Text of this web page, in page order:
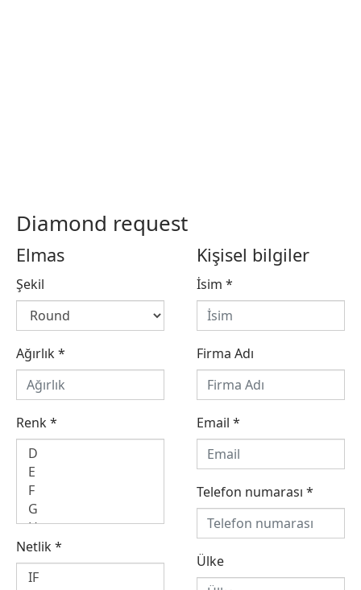
Diamond request
Elmas
Şekil
Ağırlık*
Renk*
Netlik*
Kişisel bilgiler
İsim *
Firma Adı
Email *
Telefon numarası *
Ülke